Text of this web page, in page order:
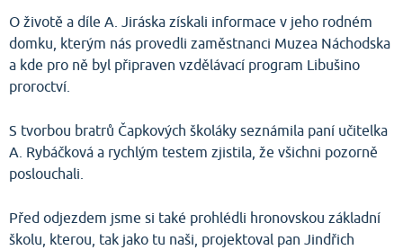
O životě a díle A. Jiráska získali informace v jeho rodném
domku, kterým nás provedli zaměstnanci Muzea Náchodska
a kde pro ně byl připraven vzdělávací program Libušino
proroctví.
S tvorbou bratrů Čapkových školáky seznámila paní učitelka
A. Rybáčková a rychlým testem zjistila, že všichni pozorně
poslouchali.
Před odjezdem jsme si také prohlédli hronovskou základní
školu, kterou, tak jako tu naši, projektoval pan Jindřich